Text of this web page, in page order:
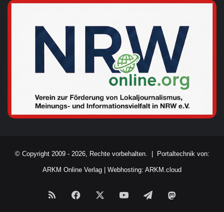
© Copyright 2009 - 2026, Rechte vorbehalten. | Portaltechnik von:
ARKM Online Verlag Webhosting: ARKM.cloud
RSS Facebook YouTubeTelegram